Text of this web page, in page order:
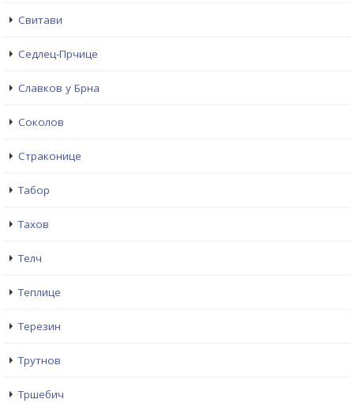
Свитави
Седлец-Прчице
Славков у Брна
Соколов
Страконице
Табор
Тахов
Телч
Теплице
Терезин
Трутнов
Тршебич